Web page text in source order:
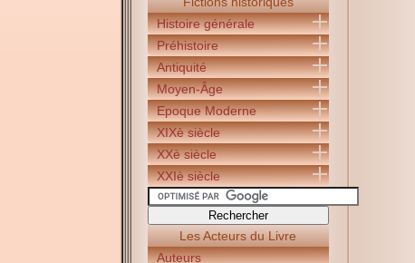
Histoire générale
Préhistoire
Antiquité
Moyen-Âge
Epoque Moderne
XIXè siècle
XXè siècle
XXIè siècle
Les Acteurs du Livre
Auteurs